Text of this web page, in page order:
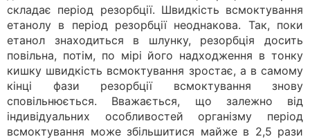
складає період резорбції. Швидкість всмоктування
етанолу в період резорбції неоднакова. Так, поки
етанол знаходиться в шлунку, резорбція досить
повільна, потім, по мірі його надходження в тонку
кишку швидкість всмоктування зростає, а в самому
кінці фази резорбції всмоктування знову
сповільнюється. Вважається, що залежно від
індивідуальних особливостей організму період
всмоктування може збільшитися майже в 2,5 рази